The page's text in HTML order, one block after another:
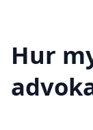
Hur